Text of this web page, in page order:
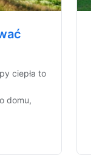
ciepła to
domu,